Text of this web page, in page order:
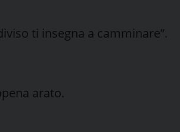
ti insegna a camminare”.
arato.